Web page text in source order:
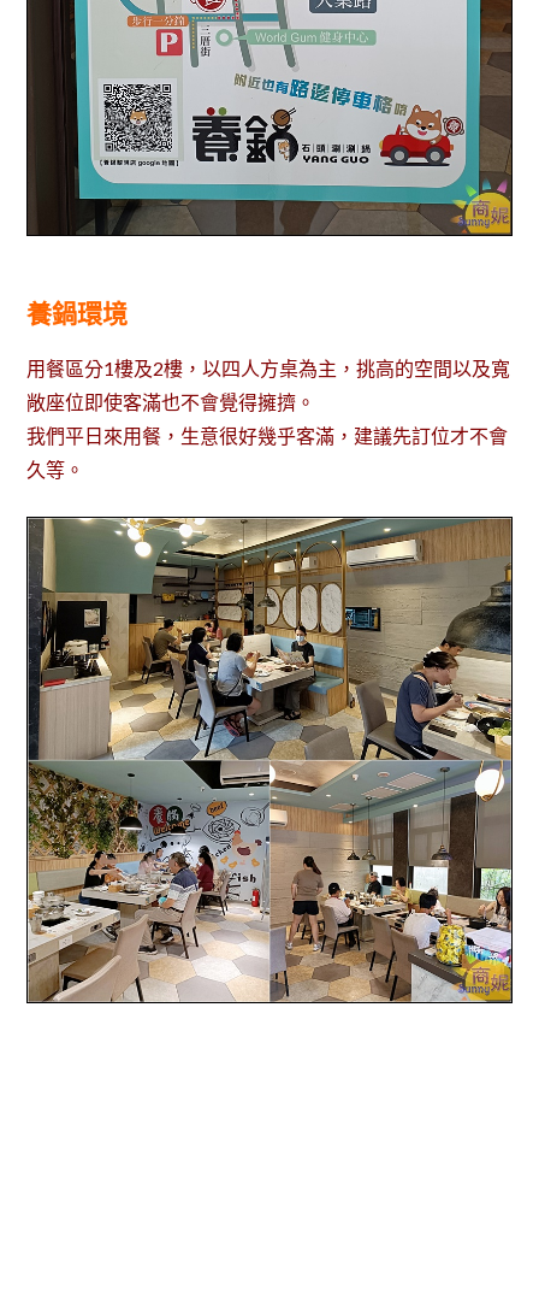
養鍋環境
用餐區分1樓及2樓，以四人方桌為主，挑高的空間以及寬
敞座位即使客滿也不會覺得擁擠。
我們平日來用餐，生意很好幾乎客滿，建議先訂位才不會
久等。